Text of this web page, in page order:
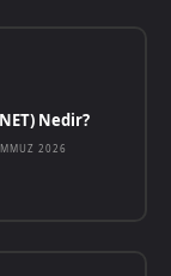
Nedir?
2026